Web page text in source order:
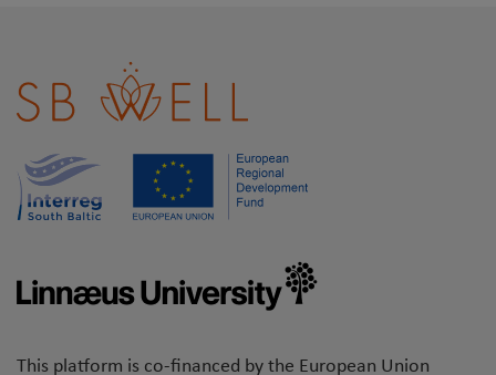
This platform is co-financed by the European Union